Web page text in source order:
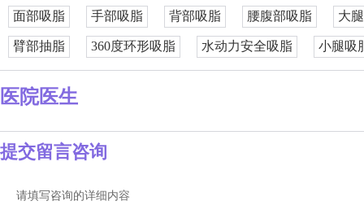
面部吸脂 手部吸脂 背部吸脂 腰腹部吸脂 大
臂部抽脂 360度环形吸脂 水动力安全吸脂 小腿吸
医院医生
提交留言咨询
请填写咨询的详细内容